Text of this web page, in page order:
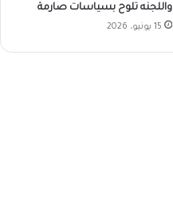
واللجنه تلوح بسياسات صارمة
15 يونيو، 2026